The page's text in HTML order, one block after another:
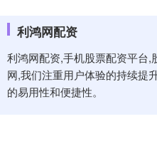
利鸿网配资
利鸿网配资,手机股票配资平台,
网,我们注重用户体验的持续提
的易用性和便捷性。